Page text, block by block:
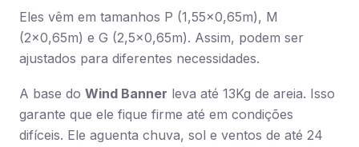
Eles vêm em tamanhos P (1,55×0,65m), M
(2×0,65m) e G (2,5×0,65m). Assim, podem ser
ajustados para diferentes necessidades.
A base do Wind Banner leva até 13Kg de areia. Isso
garante que ele fique firme até em condições
difíceis. Ele aguenta chuva, sol e ventos de até 24